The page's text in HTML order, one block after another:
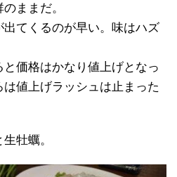
ままだ。
てくるのが早い。味はハズ
価格はかなり値上げとなっ
値上げラッシュは止まった
牡蠣。